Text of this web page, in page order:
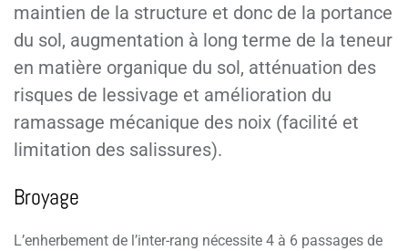
maintien de la structure et donc de la portance
du sol, augmentation à long terme de la teneur
en matière organique du sol, atténuation des
risques de lessivage et amélioration du
ramassage mécanique des noix (facilité et
limitation des salissures).
Broyage
L’enherbement de l’inter-rang nécessite 4 à 6 passages de